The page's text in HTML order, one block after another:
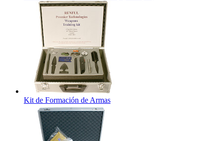
Kit de Formación de Armas